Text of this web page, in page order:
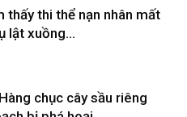
thấy thi thể nạn nhân mất
lật xuồng...
chục cây sầu riêng